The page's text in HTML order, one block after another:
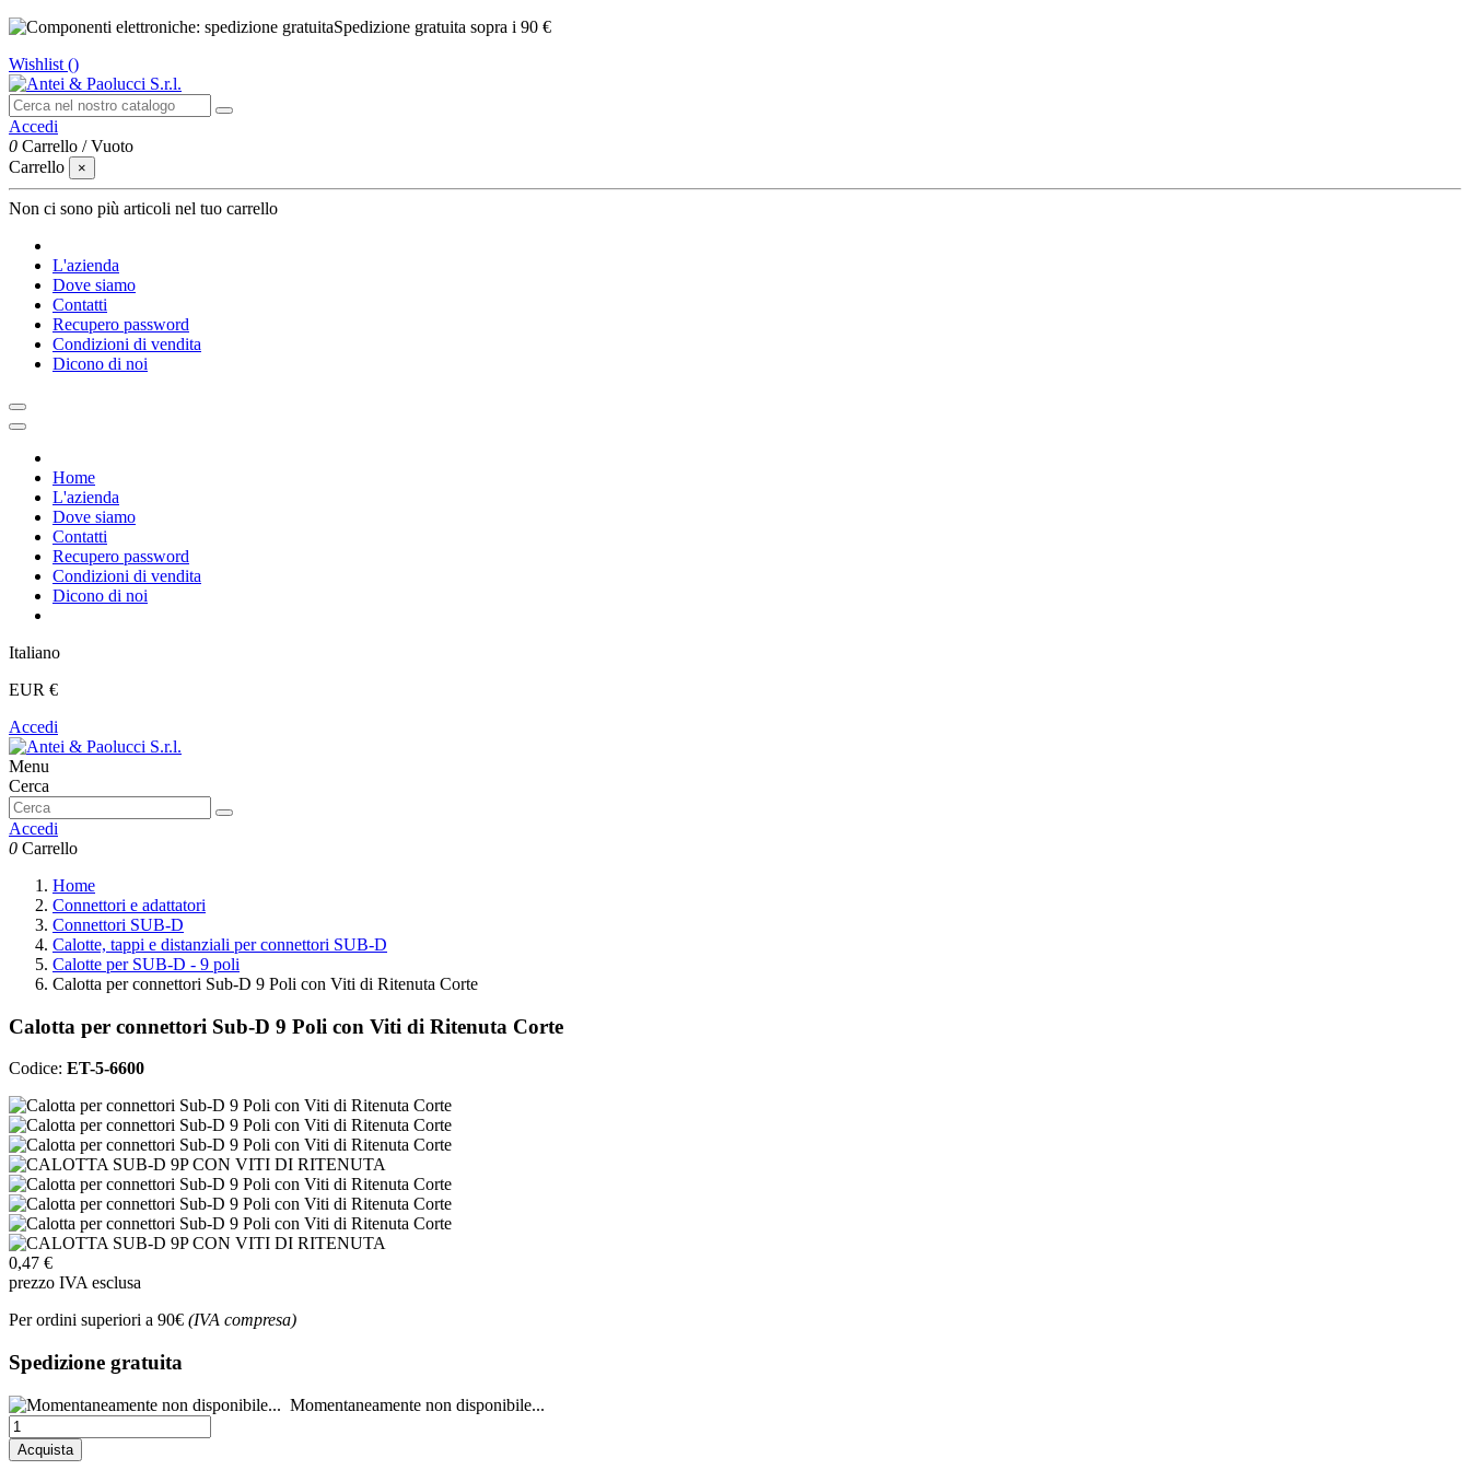
Spedizione gratuita sopra i 90 €
Wishlist ()
Accedi
0 Carrello /Vuoto
Carrello
×
Non ci sono più articoli nel tuo carrello
L'azienda
Dove siamo
Contatti
Recupero password
Condizioni di vendita
Dicono di noi
Home
L'azienda
Dove siamo
Contatti
Recupero password
Condizioni di vendita
Dicono di noi
Italiano
EUR €
Accedi
Menu
Cerca
Accedi
0 Carrello
Home
Connettori e adattatori
Connettori SUB-D
Calotte, tappi e distanziali per connettori SUB-D
Calotte per SUB-D - 9 poli
Calotta per connettori Sub-D 9 Poli con Viti di Ritenuta Corte
Calotta per connettori Sub-D 9 Poli con Viti di Ritenuta Corte
Codice: ET-5-6600
0,47 €
prezzo IVA esclusa
Per ordini superiori a 90€ (IVA compresa)
Spedizione gratuita
Momentaneamente non disponibile...
Acquista